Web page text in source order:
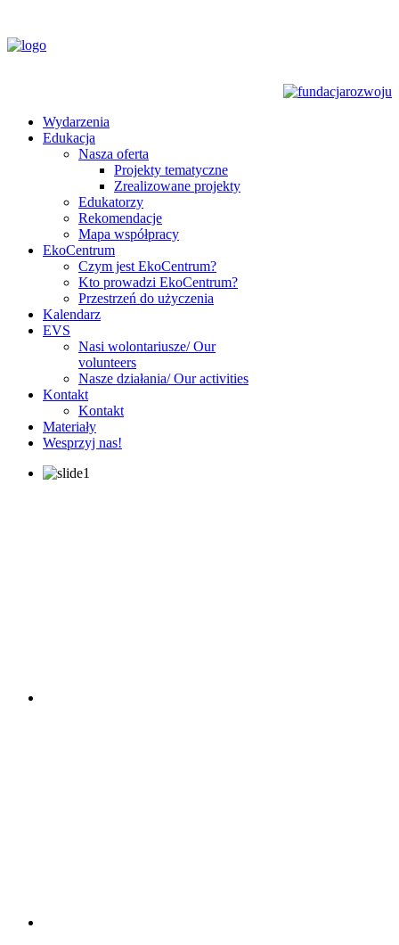
Wydarzenia
Edukacja
Nasza oferta
Projekty tematyczne
Zrealizowane projekty
Edukatorzy
Rekomendacje
Mapa współpracy
EkoCentrum
Czym jest EkoCentrum?
Kto prowadzi EkoCentrum?
Przestrzeń do użyczenia
Kalendarz
EVS
Nasi wolontariusze/ Our
volunteers
Nasze działania/ Our activities
Kontakt
Kontakt
Materiały
Wesprzyj nas!